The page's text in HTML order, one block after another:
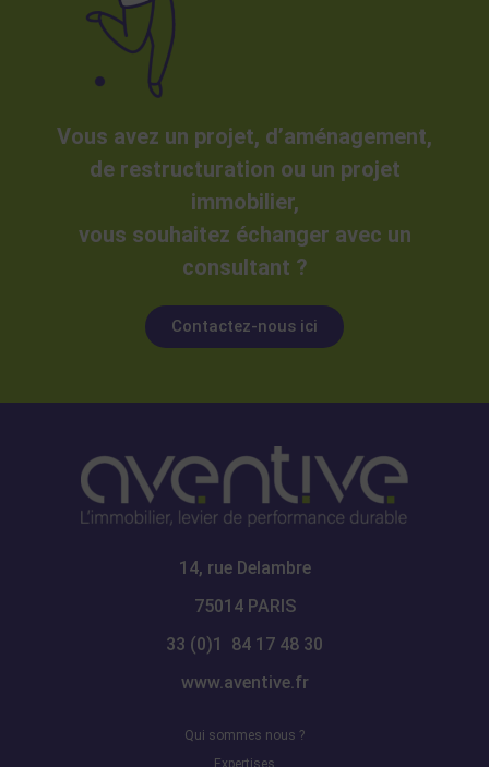
Vous avez un projet, d’aménagement,
de restructuration ou un projet
immobilier,
vous souhaitez échanger avec un
consultant ?
Contactez-nous ici
14, rue Delambre
75014 PARIS
33 (0)1 84 17 48 30
www.aventive.fr
Qui sommes nous ?